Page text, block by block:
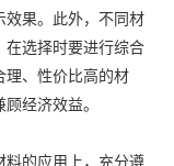
效果。此外，不同材
在选择时要进行综合
理、性价比高的材
经济效益。
料的应用上，充分遵